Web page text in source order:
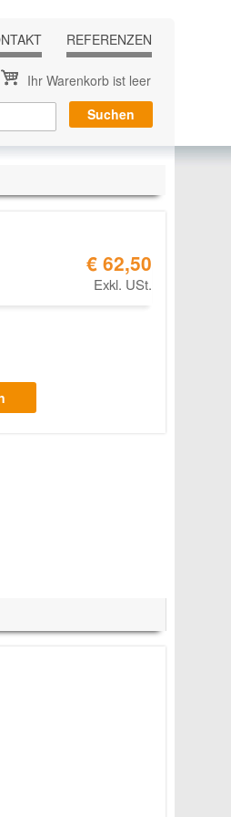
REFERENZEN
Ihr Warenkorb ist leer
€ 62,50
Exkl. USt.